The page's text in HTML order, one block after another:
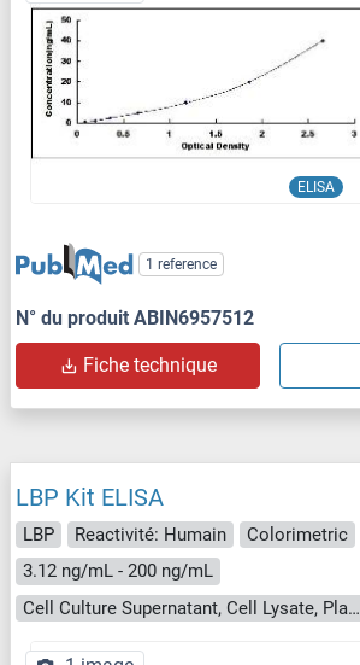
ELISA
1 reference
N° du produit ABIN6957512
Fiche technique
LBP Kit ELISA
LBP Reactivité: Humain Colorimetric
3.12 ng/mL - 200 ng/mL
Cell Culture Supernatant, Cell Lysate, Plasma, Serum, Tissue Homogenate